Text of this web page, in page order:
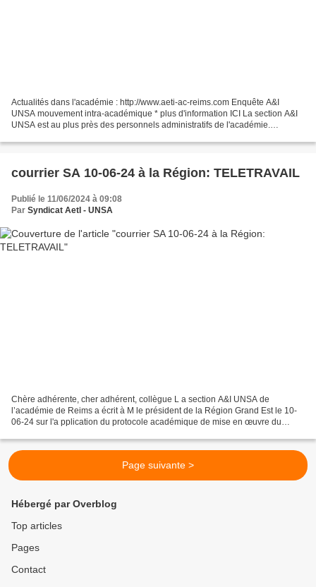
Actualités dans l'académie : http://www.aeti-ac-reims.com Enquête A&I
UNSA mouvement intra-académique * plus d'information ICI La section A&I
UNSA est au plus près des personnels administratifs de l'académie.
courrier SA 10-06-24 à la Région: TELETRAVAIL
Publié le 11/06/2024 à 09:08
Par Syndicat AetI - UNSA
Chère adhérente, cher adhérent, collègue L a section A&I UNSA de
l’académie de Reims a écrit à M le président de la Région Grand Est le 10-
06-24 sur l'a pplication du protocole académique de mise en œuvre du
Page suivante >
Hébergé par Overblog
Top articles
Pages
Contact